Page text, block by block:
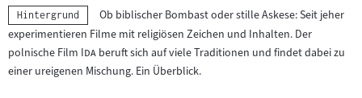
Kategorie:
Hintergrund
Ob biblischer Bombast oder stille Askese: Seit jeher
experimentieren Filme mit religiösen Zeichen und Inhalten. Der
polnische Film "Ida "beruft sich auf viele Traditionen und findet dabei zu
einer ureigenen Mischung. Ein Überblick.